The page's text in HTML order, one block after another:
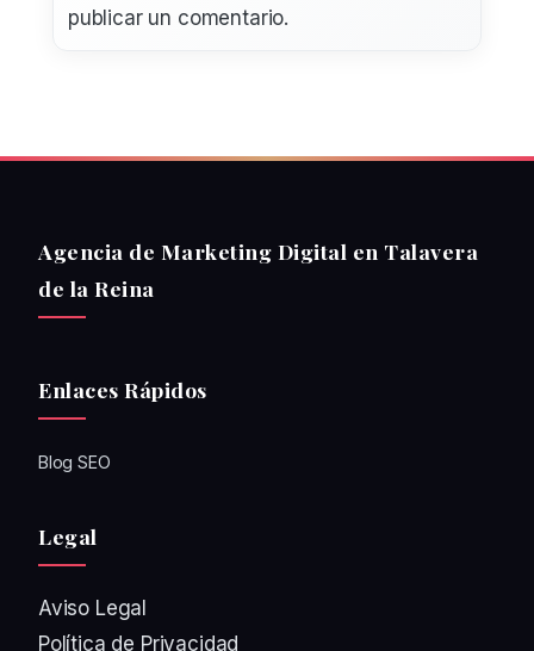
publicar un comentario.
Agencia de Marketing Digital en Talavera
de la Reina
Enlaces Rápidos
Blog SEO
Legal
Aviso Legal
Política de Privacidad